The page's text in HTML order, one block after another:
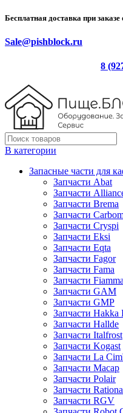
Бесплатная доставка при
Sale@pishblock.ru
8
В категории
Запасные части для
Запчасти Abat
Запчасти
Запчасти Brema
Запчасти
Запчасти Cryspi
Запчасти Eksi
Запчасти Eqta
Запчасти Fagor
Запчасти Fama
Запчасти Fiamma
Запчасти GAM
Запчасти GMP
Запчасти Hakka
Запчасти Hallde
Запчасти Italfrost
Запчасти Kogast
Запчасти La
Запчасти Macap
Запчасти Polair
Запчасти
Запчасти RGV